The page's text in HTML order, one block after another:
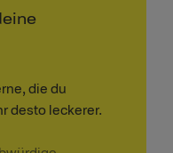
die du
desto leckerer.